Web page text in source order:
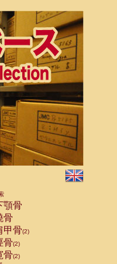
顎骨
骨
甲骨(2)
骨(2)
骨(2)